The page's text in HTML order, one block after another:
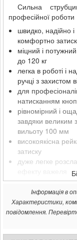
Сильна
професійної роботи
швидко, надійно і
комфортно
міцний і
до 120 кг
легка в роботі і
ручці з захистом
для
натисканням
рівномірний і
завдяки великим
вильоту 100 мм
високоякісна
затиску
дуже легке
хрестоподібна
деталей
пересувні
служать в якості
Інформація в
Характеристики,
повідомлення.